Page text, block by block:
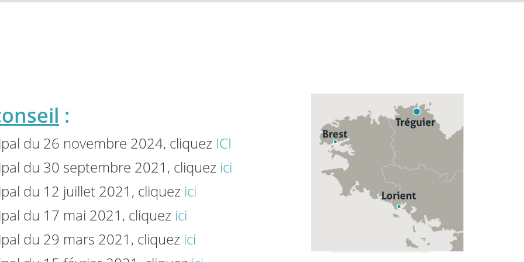
:
du 26 novembre 2024, cliquez ICI
du 30 septembre 2021, cliquez ici
du 12 juillet 2021, cliquez ici
du 17 mai 2021, cliquez ici
du 29 mars 2021, cliquez ici